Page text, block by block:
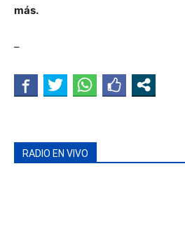
más.
–
RADIO EN VIVO